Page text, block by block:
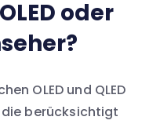
oder
OLED und QLED
berücksichtigt